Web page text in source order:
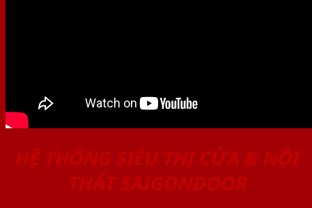
HỆ THỐNG SIÊU THỊ CỬA & NỘI
THẤT SAIGONDOOR